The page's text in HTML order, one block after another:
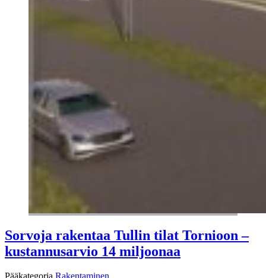
Sorvoja rakentaa Tullin tilat Tornioon –
kustannusarvio 14 miljoonaa